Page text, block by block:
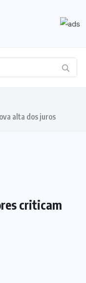
alta dos juros
criticam